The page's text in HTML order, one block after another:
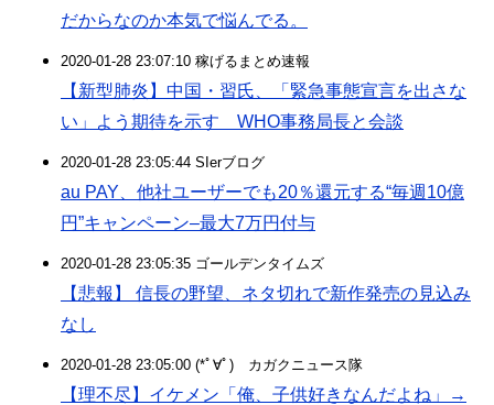
だからなのか本気で悩んでる。
2020-01-28 23:07:10 稼げるまとめ速報
【新型肺炎】中国・習氏、「緊急事態宣言を出さな
い」よう期待を示す WHO事務局長と会談
2020-01-28 23:05:44 SIerブログ
au PAY、他社ユーザーでも20％還元する“毎週10億
円”キャンペーン–最大7万円付与
2020-01-28 23:05:35 ゴールデンタイムズ
【悲報】 信長の野望、ネタ切れで新作発売の見込み
なし
2020-01-28 23:05:00 (*ﾟ∀ﾟ)ゞカガクニュース隊
【理不尽】イケメン「俺、子供好きなんだよね」→